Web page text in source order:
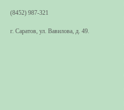
(8452) 987-321
г. Саратов, ул. Вавилова, д. 49.